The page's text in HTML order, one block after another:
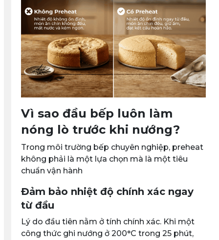
Vì sao đầu bếp luôn làm
nóng lò trước khi nướng?
Trong môi trường bếp chuyên nghiệp, preheat
không phải là một lựa chọn mà là một tiêu
chuẩn vận hành
Đảm bảo nhiệt độ chính xác ngay
từ đầu
Lý do đầu tiên nằm ở tính chính xác. Khi một
công thức ghi nướng ở 200°C trong 25 phút,